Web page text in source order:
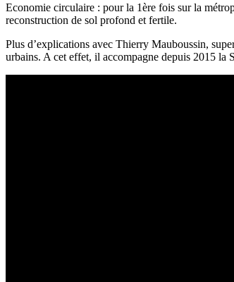
Economie circulaire : pour la 1ère fois sur la
reconstruction de sol profond et fertile.
Plus d’explications avec Thierry Mauboussin,
urbains. A cet effet, il accompagne depuis 2015 la